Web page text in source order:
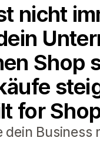
nicht
Shop
for
dein